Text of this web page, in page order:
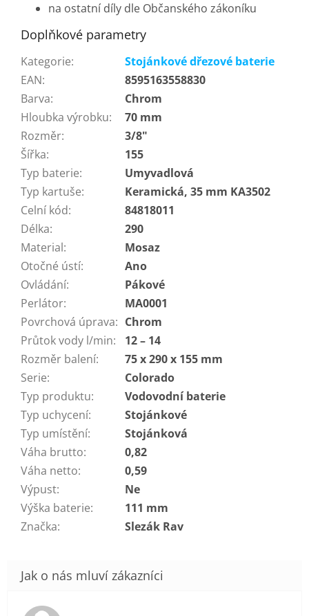
na ostatní díly dle Občanského zákoníku
Doplňkové parametry
Kategorie:
Stojánkové dřezové baterie
EAN:
8595163558830
Barva:
Chrom
Hloubka výrobku:
70 mm
Rozměr:
3/8"
Šířka:
155
Typ baterie:
Umyvadlová
Typ kartuše:
Keramická, 35 mm KA3502
Celní kód:
84818011
Délka:
290
Material:
Mosaz
Otočné ústí:
Ano
Ovládání:
Pákové
Perlátor:
MA0001
Povrchová úprava: Chrom
Průtok vody l/min:
12 – 14
Rozměr balení:
75 x 290 x 155 mm
Serie:
Colorado
Typ produktu:
Vodovodní baterie
Typ uchycení:
Stojánkové
Typ umístění:
Stojánková
Váha brutto:
0,82
Váha netto:
0,59
Výpust:
Ne
Výška baterie:
111 mm
Značka: Slezák Rav